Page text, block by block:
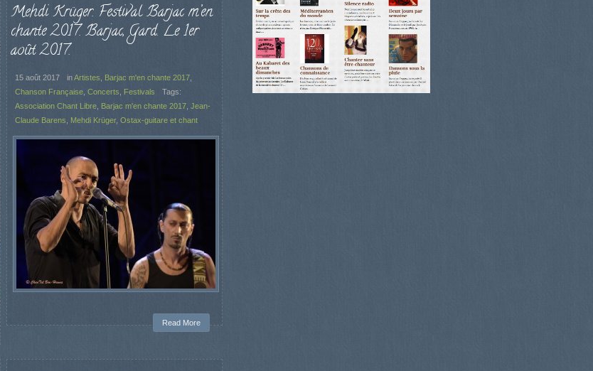
Mehdi Krüger. Festival Barjac m’en
chante 2017. Barjac, Gard. Le 1er
août 2017.
15 août 2017 inArtistes Barjac m'en chante 2017,
Chanson Française, Concerts Festivals
Tags:
Association Chant Libre, Barjac m'en chante 2017, Jean-
Claude Barens
Mehdi Krüger, Ostax-guitare et chant
Read More